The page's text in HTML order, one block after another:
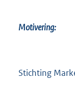
Motivering:
Stichting